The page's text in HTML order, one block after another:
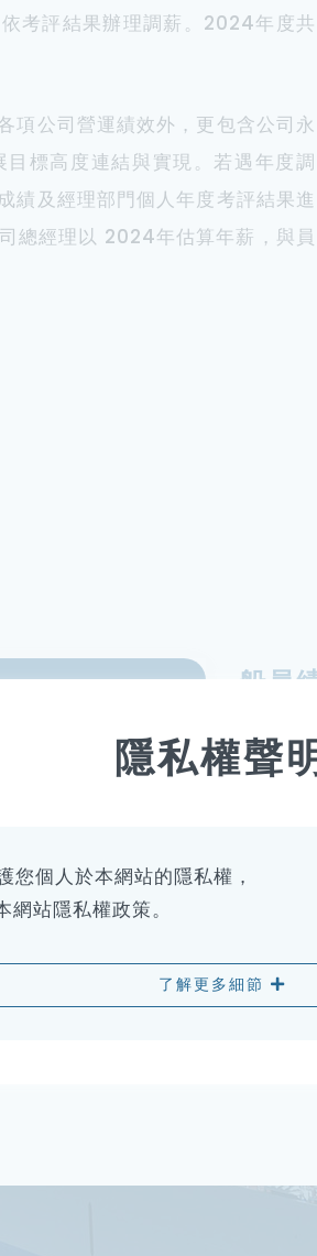
考評結果辦理調薪。2024年度共
項公司營運績效外，更包含公司永
標高度連結與實現。若遇年度調
績及經理部門個人年度考評結果進
總經理以 2024年估算年薪，與員
雄港裝卸公司。
船員
船員績
成效、
得執業
持續提
隱私權聲
您個人於本網站的隱私權，
站隱私權政策。
了解更多細節